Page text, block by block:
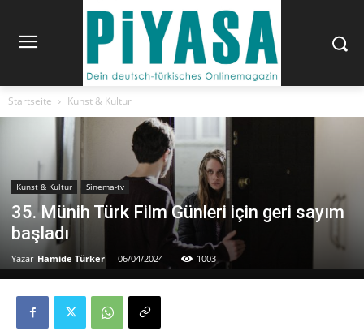
Startseite Kunst & Kultur
Kunst & Kultur Sinema-tv
35. Münih Türk Film Günleri için geri sayım
başladı
Yazar Hamide Türker - 06/04/2024 1003